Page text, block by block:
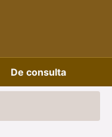
De consulta